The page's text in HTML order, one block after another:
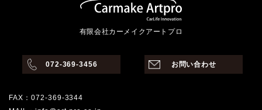
有限会社カーメイクアートプロ
072-369-3456 お問い合わせ
FAX：072-369-3344